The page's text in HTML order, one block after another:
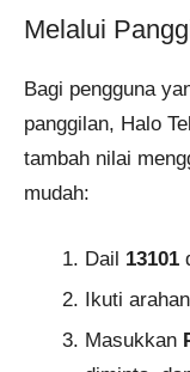
Melalui
Bagi pengguna
panggilan, Halo
tambah nilai
mudah:
Dail 13101
Ikuti
Masukkan